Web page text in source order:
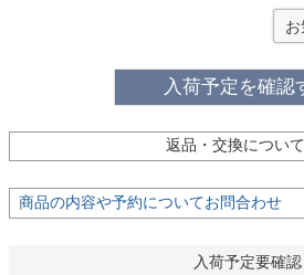
マット
入荷予定を確認
返品・交換について
商品の内容や予約についてお問合わせ
入荷予定要確認